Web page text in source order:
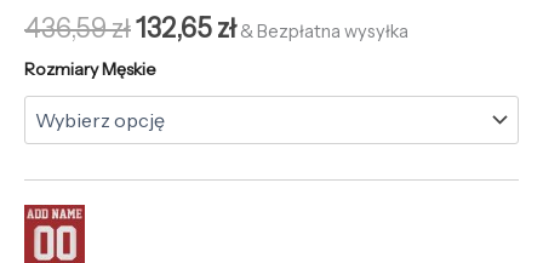
436,59zł132,65zł & Bezpłatna wysyłka
Rozmiary Męskie